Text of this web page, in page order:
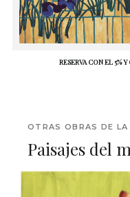
RESERVA CON EL 5%
OTRAS OBRAS DE LA
Paisajes del